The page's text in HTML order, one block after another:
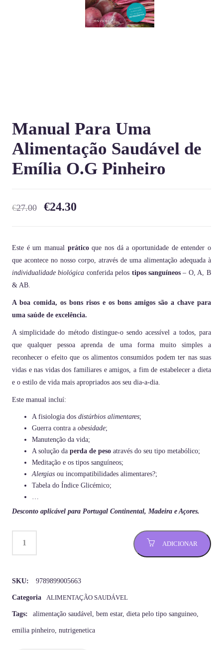
Manual Para Uma
Alimentação Saudável de
Emília O.G Pinheiro
€27.00 €24.30
Este é um manual práticoque nos dá a oportunidade de entender o
que acontece no nosso corpo, através de uma alimentação adequada à
individualidade biológica conferida pelos tipos sanguíneos – O, A, B
& AB.
A boa comida, os bons risos e os bons amigos são a chave para
uma saúde de excelência.
A simplicidade do método distingue-o sendo acessível a todos, para
que qualquer pessoa aprenda de uma forma muito simples a
reconhecer o efeito que os alimentos consumidos podem ter nas suas
vidas e nas vidas dos familiares e amigos, a fim de estabelecer a dieta
e o estilo de vida mais apropriados aos seu dia-a-dia.
Este manual incluí:
A fisiologia dos distúrbios alimentares;
Guerra contra a obesidade;
Manutenção da vida;
A solução da perda de pesoatravés do seu tipo metabólico;
Meditação e os tipos sanguíneos;
Alergiasou incompatibilidades alimentares?;
Tabela do Índice Glicémico;
…
Desconto aplicável para Portugal Continental, Madeira e Açores.
ADICIONAR
SKU: 9789899005663
Categoria ALIMENTAÇÃO SAUDÁVEL
Tags: alimentação saudável, bem estar, dieta pelo tipo sanguineo,
emilia pinheiro, nutrigenetica